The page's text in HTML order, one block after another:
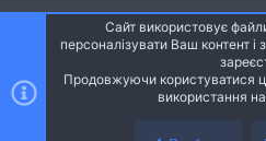
Ніч
Українська (UA)
Community platform by XenForo® ©
Community platform by XenForo ©
Сайт використовує
персоналізувати Ваш контент
Продовжуючи користуватися
використання